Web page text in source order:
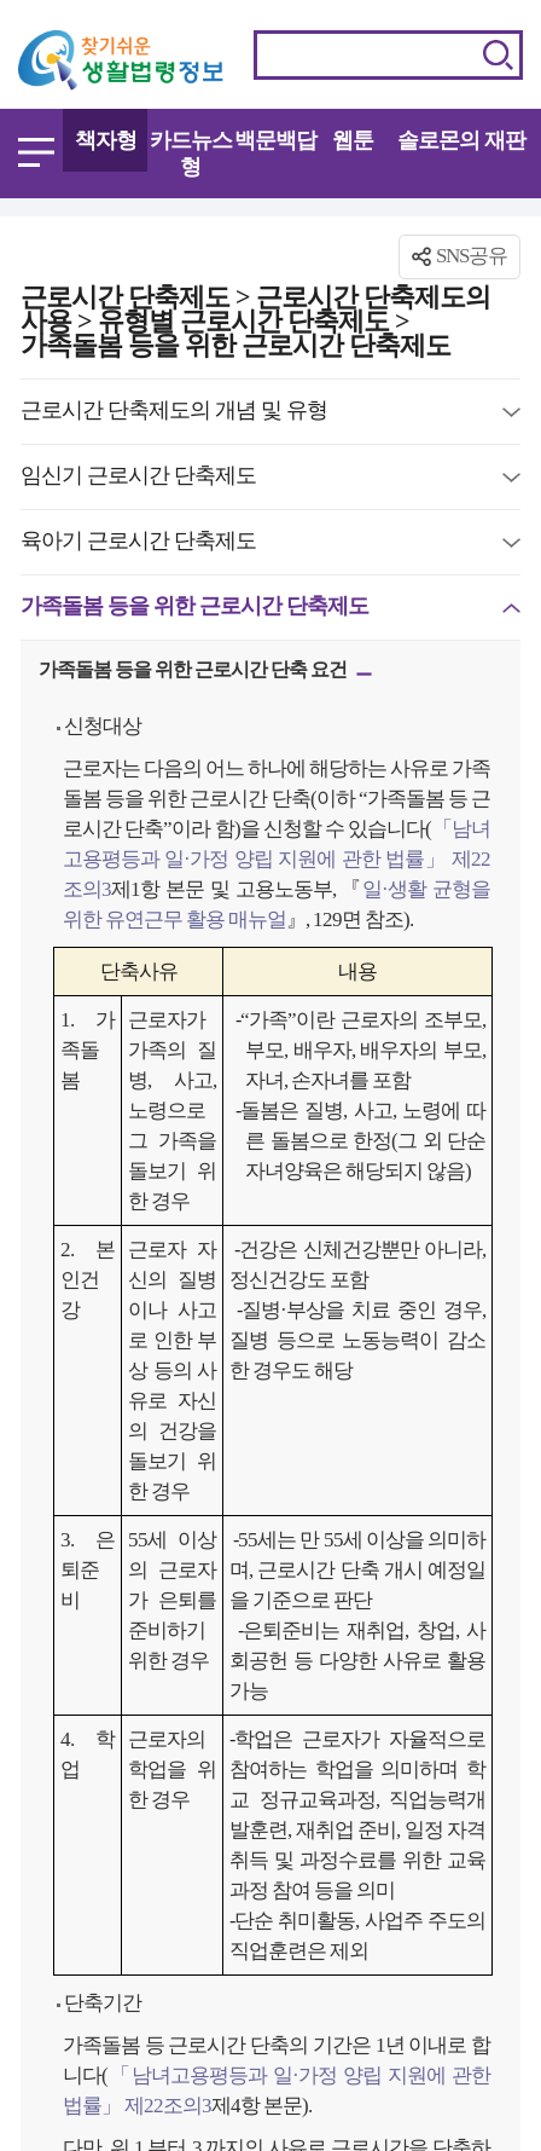
책자형
카드뉴스
형
백문백답 웹툰 솔로몬의 재판
SNS공유
근로시간 단축제도 > 근로시간 단축제도의
사용 > 유형별 근로시간 단축제도 >
가족돌봄 등을 위한 근로시간 단축제도
근로시간 단축제도의 개념 및 유형
임신기 근로시간 단축제도
육아기 근로시간 단축제도
가족돌봄 등을 위한 근로시간 단축제도
가족돌봄 등을 위한 근로시간 단축 요건
신청대상
근로자는 다음의 어느 하나에 해당하는 사유로 가족
돌봄 등을 위한 근로시간 단축(이하 “가족돌봄 등 근
로시간 단축”이라 함)을 신청할 수 있습니다( 「남녀
고용평등과 일·가정 양립 지원에 관한 법률」 제22
조의3제1항 본문 및 고용노동부, 『 일·생활 균형을
위한 유연근무 활용 매뉴얼 』, 129면 참조).
단축사유 내용
1. 가
족돌
봄
근로자가
가족의 질
병, 사고,
노령으로
그 가족을
돌보기 위
한 경우
⁃“가족”이란 근로자의 조부모,
부모, 배우자, 배우자의 부모,
자녀, 손자녀를 포함
⁃돌봄은 질병, 사고, 노령에 따
른 돌봄으로 한정(그 외 단순
자녀양육은 해당되지 않음)
2. 본
인건
강
근로자 자
신의 질병
이나 사고
로 인한 부
상 등의 사
유로 자신
의 건강을
돌보기 위
한 경우
⁃건강은 신체건강뿐만 아니라,
정신건강도 포함
⁃질병·부상을 치료 중인 경우,
질병 등으로 노동능력이 감소
한 경우도 해당
3. 은
퇴준
비
55세 이상
의 근로자
가 은퇴를
준비하기
위한 경우
⁃55세는 만 55세 이상을 의미하
며, 근로시간 단축 개시 예정일
을 기준으로 판단
⁃은퇴준비는 재취업, 창업, 사
회공헌 등 다양한 사유로 활용
가능
4. 학
업
근로자의
학업을 위
한 경우
⁃학업은 근로자가 자율적으로
참여하는 학업을 의미하며 학
교 정규교육과정, 직업능력개
발훈련, 재취업 준비, 일정 자격
취득 및 과정수료를 위한 교육
과정 참여 등을 의미
⁃단순 취미활동, 사업주 주도의
직업훈련은 제외
단축기간
가족돌봄 등 근로시간 단축의 기간은 1년 이내로 합
니다( 「남녀고용평등과 일·가정 양립 지원에 관한
법률」 제22조의3제4항 본문).